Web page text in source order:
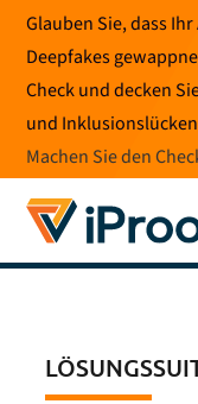
Zum
Inhalt
springen
Glauben Sie, dass
Deepfakes
Check und decken
und
Machen Sie den